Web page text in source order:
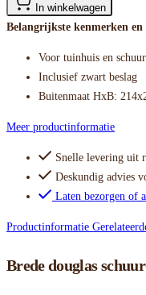
In winkelwagen
Belangrijkste kenmerken en
Voor tuinhuis en schuur
Inclusief zwart beslag
Buitenmaat HxB:
Meer productinformatie
Snelle levering uit
Deskundig advies
Laten bezorgen of
Productinformatie
Brede douglas